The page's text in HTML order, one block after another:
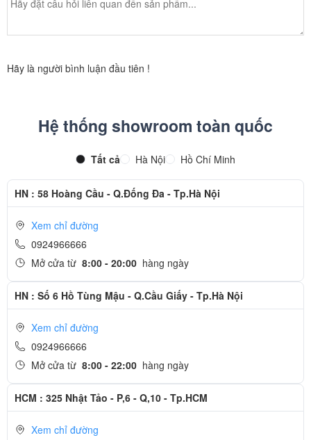
Hãy là người bình luận đầu tiên !
Hệ thống showroom toàn quốc
Tất cả Hà Nội Hồ Chí Minh
HN : 58 Hoàng Cầu - Q.Đống Đa - Tp.Hà Nội
Xem chỉ đường
0924966666
Mở cửa từ 8:00 - 20:00 hàng ngày
HN : Số 6 Hồ Tùng Mậu - Q.Cầu Giấy - Tp.Hà Nội
Xem chỉ đường
0924966666
Mở cửa từ 8:00 - 22:00 hàng ngày
HCM : 325 Nhật Tảo - P,6 - Q,10 - Tp.HCM
Xem chỉ đường